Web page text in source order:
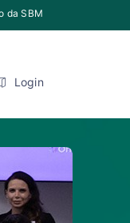
da SBM
Login